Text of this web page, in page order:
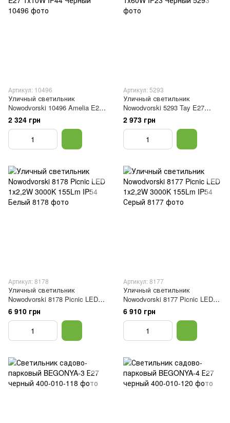
Артикул: 10496
Уличный светильник
Nowodvorski 10496 Amelia E27
1x10W IP44 Черный
2 324 грн
Артикул: 5293
Уличный светильник
Nowodvorski 5293 Tay E27
1x60W IP23 Черный
2 973 грн
Артикул: 8178
Уличный светильник
Nowodvorski 8178 Picnic LED
1x2,2W 3000K 155Lm IP54
Белый
6 910 грн
Артикул: 8177
Уличный светильник
Nowodvorski 8177 Picnic LED
1x2,2W 3000K 155Lm IP54
Серый
6 910 грн